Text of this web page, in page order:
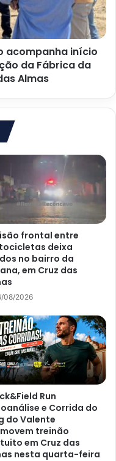
acompanha início
da Fábrica da
Almas
frontal entre
deixa
no bairro da
em Cruz das
08/2026
Run
e Corrida do
do Valente
treinão
em Cruz das
nesta quarta-feira